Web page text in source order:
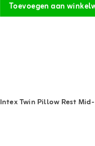
Toevoegen aan
Intex Twin Pillow Rest